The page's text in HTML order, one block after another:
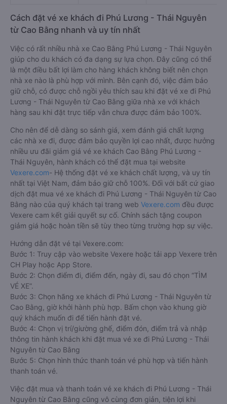
Cách đặt vé xe khách đi Phú Lương - Thái Nguyên
từ Cao Bằng nhanh và uy tín nhất
Việc có rất nhiều nhà xe Cao Bằng Phú Lương - Thái Nguyên
giúp cho du khách có đa dạng sự lựa chọn. Đây cũng có thể
là một điều bất lợi làm cho hàng khách không biết nên chọn
nhà xe nào là phù hợp với mình. Bên cạnh đó, việc đảm bảo
giữ chỗ, có được chỗ ngồi yêu thích sau khi đặt vé xe đi Phú
Lương - Thái Nguyên từ Cao Bằng giữa nhà xe với khách
hàng sau khi đặt trực tiếp vẫn chưa được đảm bảo 100%.
Cho nên để dễ dàng so sánh giá, xem đánh giá chất lượng
các nhà xe đi, được đảm bảo quyền lợi cao nhất, được hưởng
nhiều ưu đãi giảm giá vé xe khách Cao Bằng Phú Lương -
Thái Nguyên, hành khách có thể đặt mua tại website
Vexere.com- Hệ thống đặt vé xe khách chất lượng, và uy tín
nhất tại Việt Nam, đảm bảo giữ chỗ 100%. Đối với bất cứ giao
dịch đặt mua vé xe khách đi Phú Lương - Thái Nguyên từ Cao
Bằng nào của quý khách tại trang web Vexere.com đều được
Vexere cam kết giải quyết sự cố. Chính sách tặng coupon
giảm giá hoặc hoàn tiền sẽ tùy theo từng trường hợp sự việc.
Hướng dẫn đặt vé tại Vexere.com:
Bước 1: Truy cập vào website Vexere hoặc tải app Vexere trên
CH Play hoặc App Store.
Bước 2: Chọn điểm đi, điểm đến, ngày đi, sau đó chọn “TÌM
VÉ XE”.
Bước 3: Chọn hãng xe khách đi Phú Lương - Thái Nguyên từ
Cao Bằng, giờ khởi hành phù hợp. Bấm chọn vào khung giờ
quý khách muốn đi để tiến hành đặt vé.
Bước 4: Chọn vị trí/giường ghế, điểm đón, điểm trả và nhập
thông tin hành khách khi đặt mua vé xe đi Phú Lương - Thái
Nguyên từ Cao Bằng
Bước 5: Chọn hình thức thanh toán vé phù hợp và tiến hành
thanh toán vé.
Việc đặt mua và thanh toán vé xe khách đi Phú Lương - Thái
Nguyên từ Cao Bằng cũng vô cùng đơn giản, tiện lợi khi